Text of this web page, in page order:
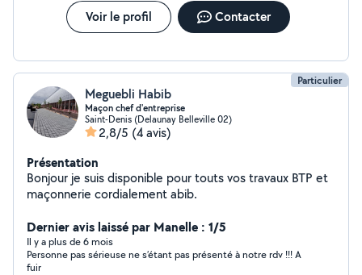
Voir le profil Contacter
Particulier
Meguebli Habib
Maçon chef d'entreprise
Saint-Denis (Delaunay Belleville 02)
2,8/5 (4 avis)
Présentation
Bonjour je suis disponible pour touts vos travaux BTP et
maçonnerie cordialement abib.
Dernier avis laissé par Manelle : 1/5
Il y a plus de 6 mois
Personne pas sérieuse ne s’étant pas présenté à notre rdv !!! A
fuir